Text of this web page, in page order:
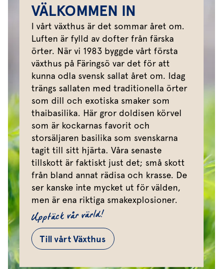
VÄLKOMMEN IN
I vårt växthus är det sommar året om.
Luften är fylld av dofter från färska
örter. När vi 1983 byggde vårt första
växthus på Färingsö var det för att
kunna odla svensk sallat året om. Idag
trängs sallaten med traditionella örter
som dill och exotiska smaker som
thaibasilika. Här gror doldisen körvel
som är kockarnas favorit och
storsäljaren basilika som svenskarna
tagit till sitt hjärta. Våra senaste
tillskott är faktiskt just det; små skott
från bland annat rädisa och krasse. De
ser kanske inte mycket ut för välden,
men är ena riktiga smakexplosioner.
Upptäck vår värld!
Till vårt Växthus